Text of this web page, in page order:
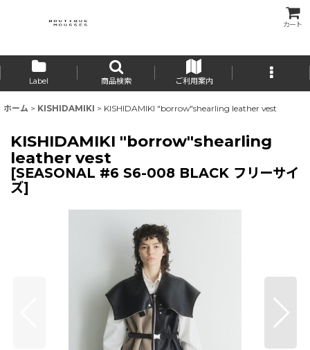
カート
Label 商品検索 ご利用案内
ホーム > KISHIDAMIKI > KISHIDAMIKI "borrow"shearling leather vest
KISHIDAMIKI "borrow"shearling
leather vest
[SEASONAL #6 S6-008 BLACK フリーサイ
ズ]